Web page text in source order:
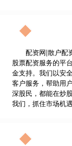
配资网|散户配
股票配资服务的平
金支持。我们以安
客户服务，帮助用
深股民，都能在炒
我们，抓住市场机